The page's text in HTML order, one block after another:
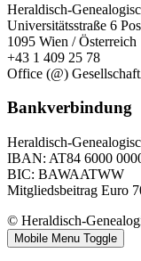
Heraldisch-
Universitätsstraße 6
1095 Wien / Österreich
+43 1 409 25 78
Office (@)
Bankverbindung
Heraldisch-
IBAN: AT84 6000
BIC: BAWAATWW
Mitgliedsbeitrag Euro
© Heraldisch-
Mobile Menu Toggle